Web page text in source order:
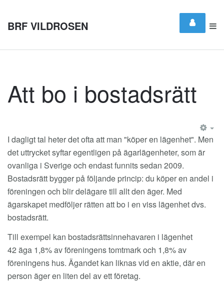
BRF VILDROSEN
Att bo i bostadsrätt
I dagligt tal heter det ofta att man "köper en lägenhet". Men
det uttrycket syftar egentligen på ägarlägenheter, som är
ovanliga i Sverige och endast funnits sedan 2009.
Bostadsrätt bygger på följande princip: du köper en andel i
föreningen och blir delägare till allt den äger. Med
ägarskapet medföljer rätten att bo i en viss lägenhet dvs.
bostadsrätt.
Till exempel kan bostadsrättsinnehavaren i lägenhet
42 äga 1,8% av föreningens tomtmark och 1,8% av
föreningens hus. Ägandet kan liknas vid en aktie, där en
person äger en liten del av ett företag.